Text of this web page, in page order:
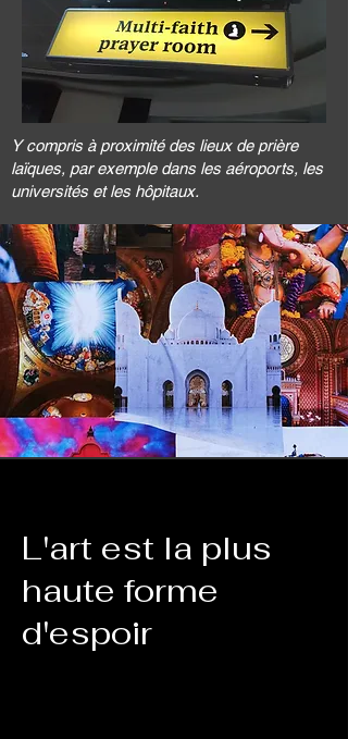
Y compris à proximité des lieux de prière
laïques, par exemple dans les aéroports, les
universités et les hôpitaux.
L'art est la plus
haute forme
d'espoir